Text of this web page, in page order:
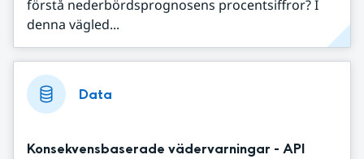
förstå nederbördsprognosens procentsiffror? I
denna vägled...
Data
Konsekvensbaserade vädervarningar - API